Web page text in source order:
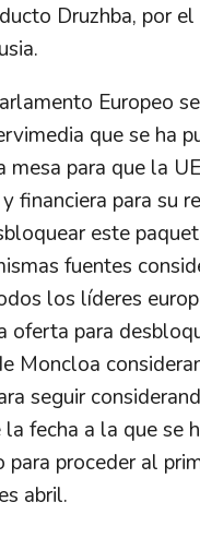
Druzhba, por el
Europeo
que se ha
mesa para que la
financiera para su
este
fuentes
los líderes
oferta para
Moncloa
seguir
fecha a la que se
para proceder al
abril.